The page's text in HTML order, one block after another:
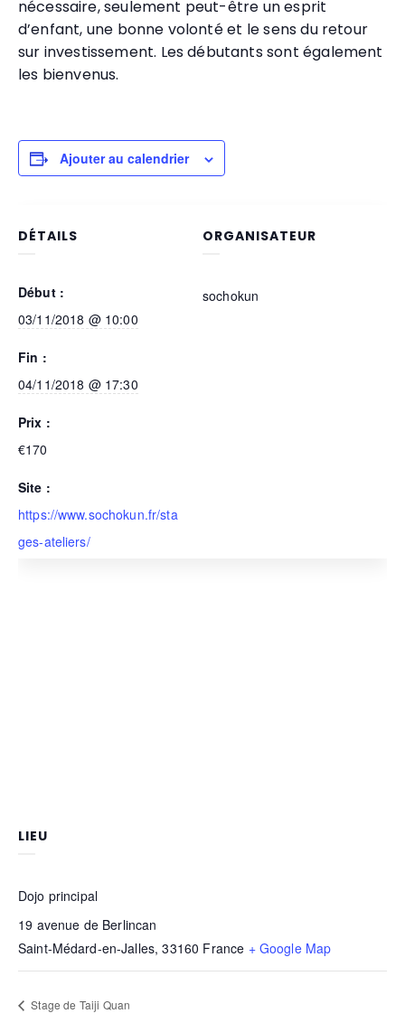
nécessaire, seulement peut-être un esprit
d’enfant, une bonne volonté et le sens du retour
sur investissement. Les débutants sont également
les bienvenus.
Ajouter au calendrier
DÉTAILS
Début :
03/11/2018 @ 10:00
Fin :
04/11/2018 @ 17:30
Prix :
€170
Site :
https://www.sochokun.fr/sta
ges-ateliers/
ORGANISATEUR
sochokun
LIEU
Dojo principal
19 avenue de Berlincan
Saint-Médard-en-Jalles, 33160 France + Google Map
Stage de Taiji Quan